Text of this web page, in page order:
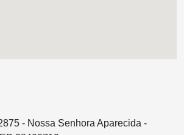
- Nossa Senhora Aparecida -